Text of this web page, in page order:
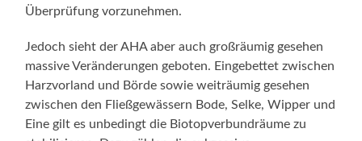
Überprüfung vorzunehmen.
Jedoch sieht der AHA aber auch großräumig gesehen
massive Veränderungen geboten. Eingebettet zwischen
Harzvorland und Börde sowie weiträumig gesehen
zwischen den Fließgewässern Bode, Selke, Wipper und
Eine gilt es unbedingt die Biotopverbundräume zu